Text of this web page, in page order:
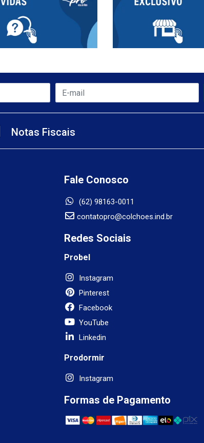
Notas Fiscais
Fale Conosco
(62) 98163-0011
contatopro@colchoes.ind.br
Redes Sociais
Probel
Instagram
Pinterest
Facebook
YouTube
Linkedin
Prodormir
Instagram
Formas de Pagamento